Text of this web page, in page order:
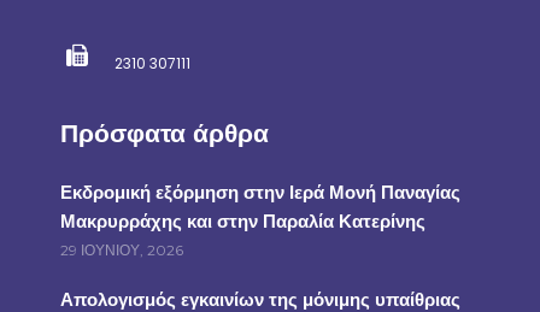
2310 307111
Πρόσφατα άρθρα
Εκδρομική εξόρμηση στην Ιερά Μονή Παναγίας
Μακρυρράχης και στην Παραλία Κατερίνης
29 ΙΟΥΝΊΟΥ, 2026
Απολογισμός εγκαινίων της μόνιμης υπαίθριας